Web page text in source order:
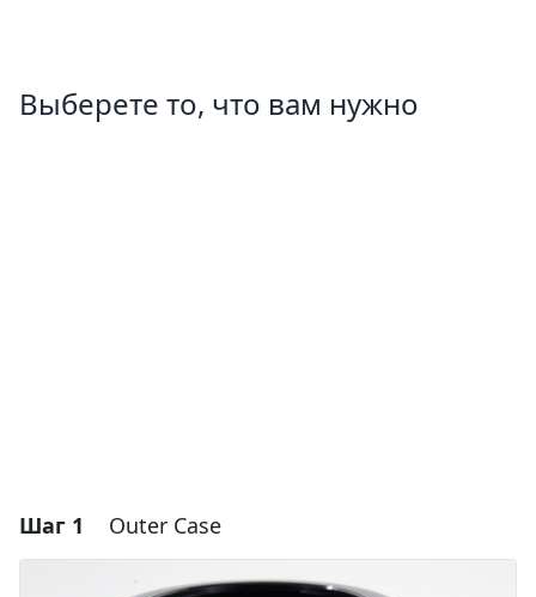
Выберете то, что вам нужно
Шаг 1 Outer Case